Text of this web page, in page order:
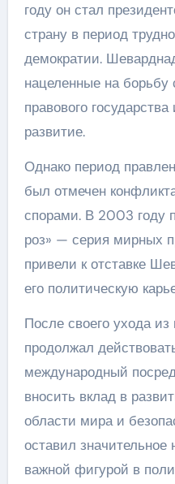
году он стал
страну в период
демократии.
нацеленные на борьбу
правового
развитие.
Однако период
был отмечен
спорами. В 2003 году
роз» — серия мирных
привели к отставке
его политическую
После своего ухода
продолжал
международный
вносить вклад в
области мира и
оставил значительное
важной фигурой в